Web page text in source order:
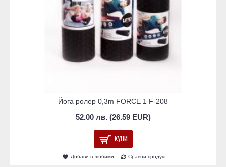
Йога ролер 0,3m FORCE 1 F-208
52.00 лв. (26.59 EUR)
КУПИ
Добави в любими Сравни продукт